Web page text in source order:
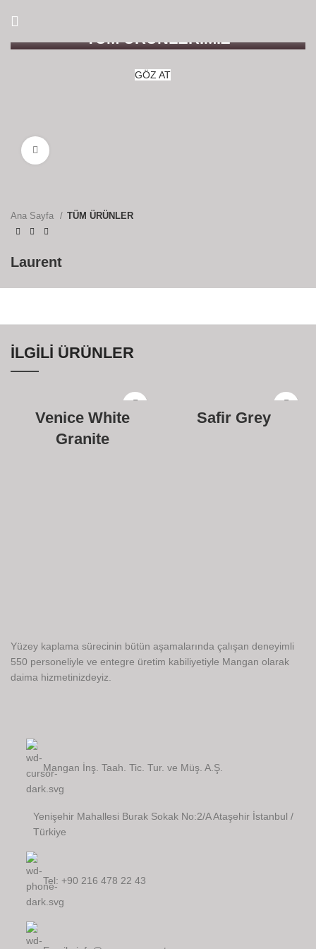
TÜM ÜRÜNLERİMİZ
GÖZ AT
Ana Sayfa TÜM ÜRÜNLER
Laurent
İLGILI ÜRÜNLER
Venice White
Granite
Safir Grey
Yüzey kaplama sürecinin bütün aşamalarında çalışan deneyimli
550 personeliyle ve entegre üretim kabiliyetiyle Mangan olarak
daima hizmetinizdeyiz.
Mangan İnş. Taah. Tic. Tur. ve Müş. A.Ş.
Yenişehir Mahallesi Burak Sokak No:2/A Ataşehir İstanbul /
Türkiye
Tel: +90 216 478 22 43